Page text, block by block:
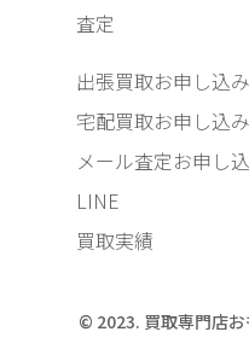
査定
出張買取お申し込み
宅配買取お申し込み
メール査定お申し
LINE
買取実績
© 2023. 買取専門店